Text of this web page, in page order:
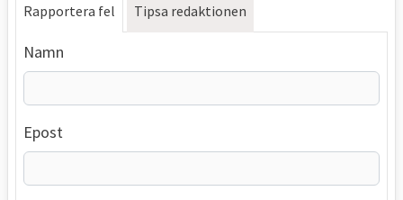
Rapportera fel Tipsa redaktionen
Namn
Epost